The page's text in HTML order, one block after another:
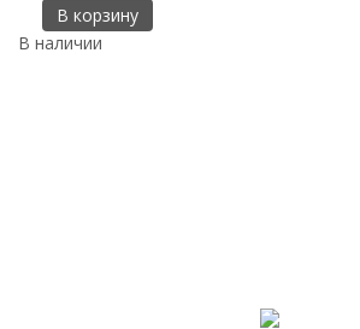
В корзину
В наличии